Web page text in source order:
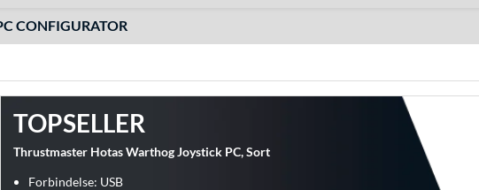
CONFIGURATOR
TOPSELLER
Thrustmaster Hotas Warthog Joystick PC, Sort
Forbindelse: USB